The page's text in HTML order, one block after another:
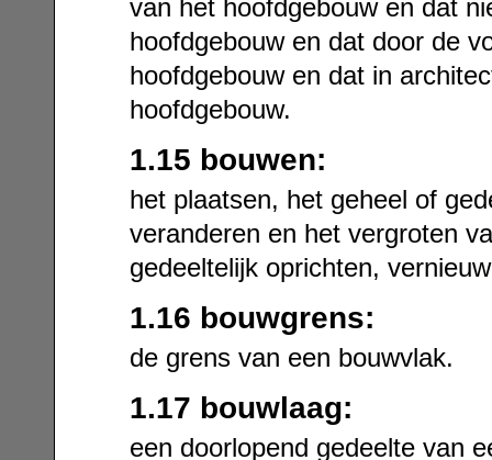
van het hoofdgebouw en dat
hoofdgebouw en dat door de
hoofdgebouw en dat in
hoofdgebouw.
1.15 bouwen:
het plaatsen, het geheel of
veranderen en het vergroten
gedeeltelijk oprichten,
1.16 bouwgrens:
de grens van een bouwvlak.
1.17 bouwlaag:
een doorlopend gedeelte van